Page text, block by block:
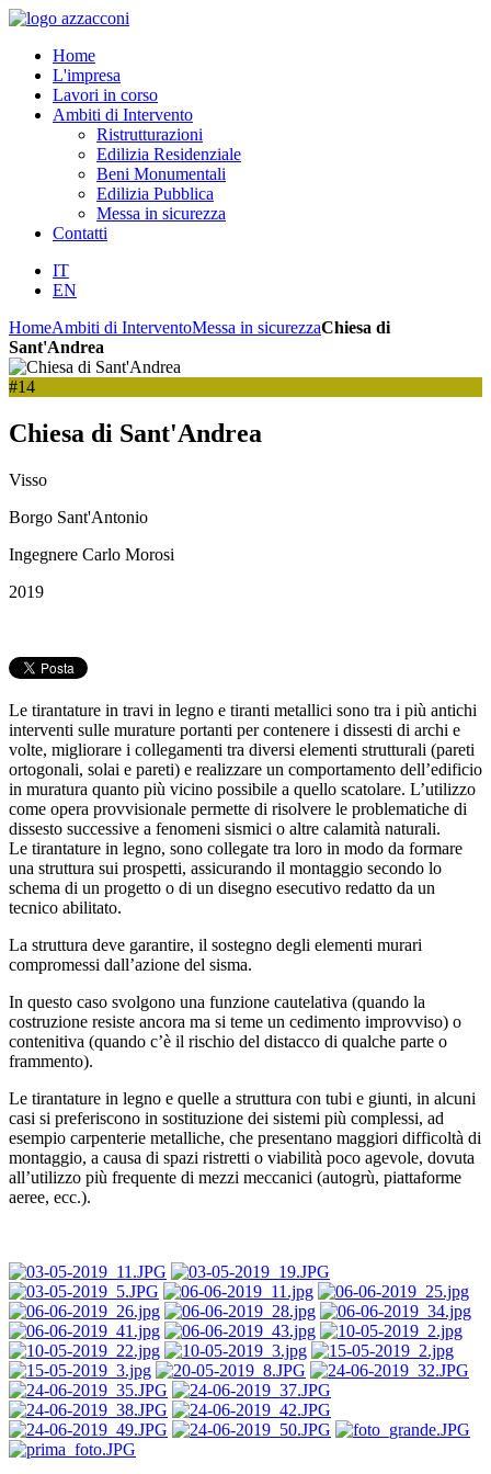
Home
L'impresa
Lavori in corso
Ambiti di Intervento
Ristrutturazioni
Edilizia Residenziale
Beni Monumentali
Edilizia Pubblica
Messa in sicurezza
Contatti
IT
EN
HomeAmbiti di InterventoMessa in sicurezzaChiesa di
Sant'Andrea
#14
Chiesa di Sant'Andrea
Visso
Borgo Sant'Antonio
Ingegnere Carlo Morosi
2019
Le tirantature in travi in legno e tiranti metallici sono tra i più antichi
interventi sulle murature portanti per contenere i dissesti di archi e
volte, migliorare i collegamenti tra diversi elementi strutturali (pareti
ortogonali, solai e pareti) e realizzare un comportamento dell’edificio
in muratura quanto più vicino possibile a quello scatolare. L’utilizzo
come opera provvisionale permette di risolvere le problematiche di
dissesto successive a fenomeni sismici o altre calamità naturali.
Le tirantature in legno, sono collegate tra loro in modo da formare
una struttura sui prospetti, assicurando il montaggio secondo lo
schema di un progetto o di un disegno esecutivo redatto da un
tecnico abilitato.
La struttura deve garantire, il sostegno degli elementi murari
compromessi dall’azione del sisma.
In questo caso svolgono una funzione cautelativa (quando la
costruzione resiste ancora ma si teme un cedimento improvviso) o
contenitiva (quando c’è il rischio del distacco di qualche parte o
frammento).
Le tirantature in legno e quelle a struttura con tubi e giunti, in alcuni
casi si preferiscono in sostituzione dei sistemi più complessi, ad
esempio carpenterie metalliche, che presentano maggiori difficoltà di
montaggio, a causa di spazi ristretti o viabilità poco agevole, dovuta
all’utilizzo più frequente di mezzi meccanici (autogrù, piattaforme
aeree, ecc.).